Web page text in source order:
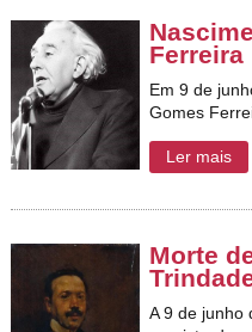
Ferreira
Em 9 de
Gomes
Ler mais
Morte
A 9 de junho